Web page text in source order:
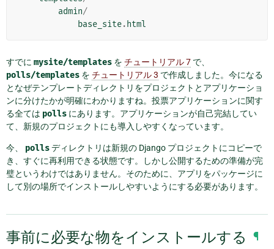
admin/
base_site. html
すでに mysite/templates を チュートリアル 7 で、
polls/templates を チュートリアル 3 で作成しました。今になる
となぜテンプレートディレクトリをプロジェクトとアプリケーショ
ンに分けたかが明確にわかりますね。投票アプリケーションに関す
る全ては polls にあります。アプリケーションが自己完結してい
て、新規のプロジェクトにも導入しやすくなっています。
今、 pollsディレクトリは新規の Django プロジェクトにコピーで
き、すぐに再利用できる状態です。しかし公開するための準備が完
璧というわけではありません。そのために、アプリをパッケージに
して別の場所でインストールしやすいようにする必要があります。
事前に必要な物をインストールする ¶